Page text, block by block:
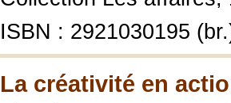
ISBN : 2921030195
La créativité en